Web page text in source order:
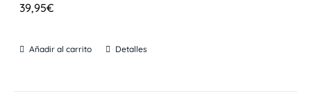
39,95€
Añadir al carrito Detalles